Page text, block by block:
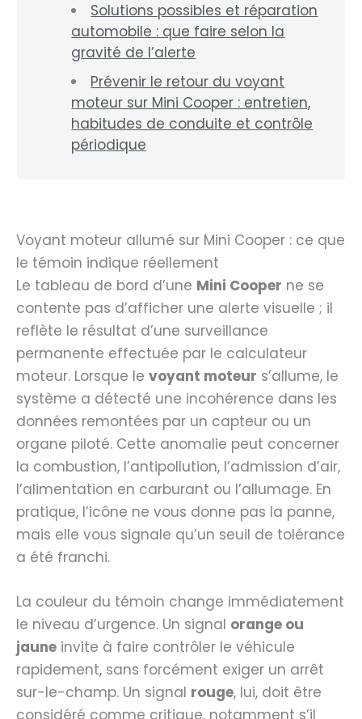
Solutions possibles et réparation
automobile : que faire selon la
gravité de l’alerte
Prévenir le retour du voyant
moteur sur Mini Cooper : entretien,
habitudes de conduite et contrôle
périodique
Voyant moteur allumé sur Mini Cooper : ce que
le témoin indique réellement
Le tableau de bord d’une Mini Cooper ne se
contente pas d’afficher une alerte visuelle ; il
reflète le résultat d’une surveillance
permanente effectuée par le calculateur
moteur. Lorsque le voyant moteur s’allume, le
système a détecté une incohérence dans les
données remontées par un capteur ou un
organe piloté. Cette anomalie peut concerner
la combustion, l’antipollution, l’admission d’air,
l’alimentation en carburant ou l’allumage. En
pratique, l’icône ne vous donne pas la panne,
mais elle vous signale qu’un seuil de tolérance
a été franchi.
La couleur du témoin change immédiatement
le niveau d’urgence. Un signal orange ou
jaune invite à faire contrôler le véhicule
rapidement, sans forcément exiger un arrêt
sur-le-champ. Un signal rouge, lui, doit être